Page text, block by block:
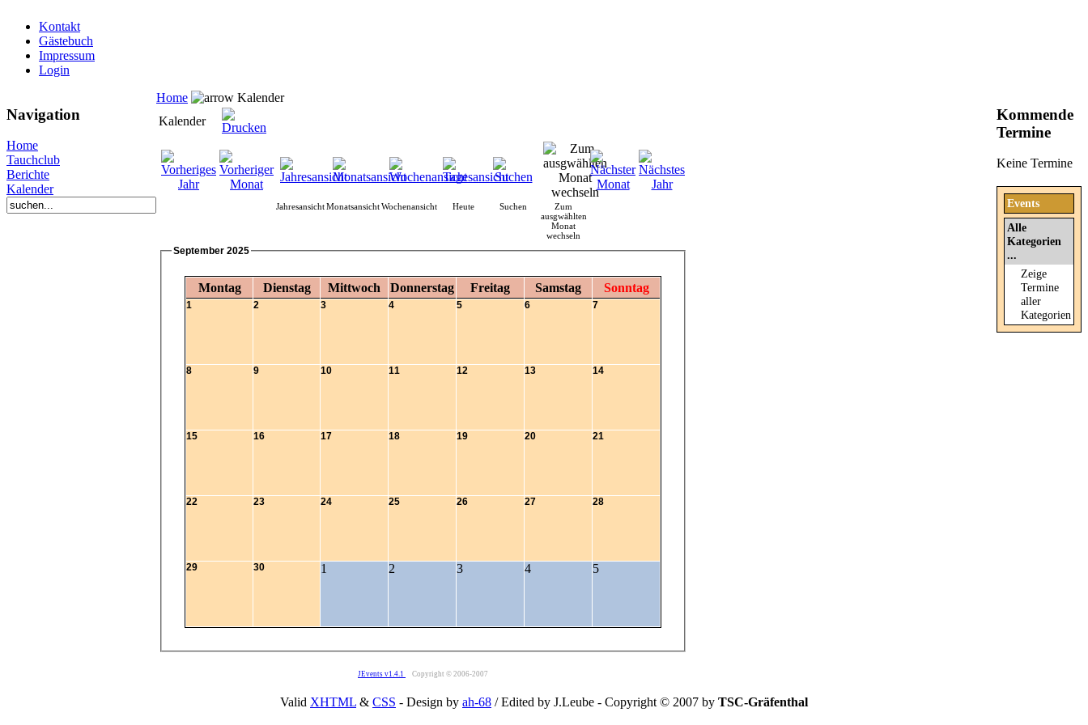
Kontakt
Gästebuch
Impressum
Login
Navigation
Home
Tauchclub
Berichte
Kalender
Home
Kalender
Kalender
JahresansichtMonatsansichtWochenansicht Heute Suchen
Zum
ausgwählten
Monat
wechseln
September 2025
Montag Dienstag Mittwoch Donnerstag Freitag Samstag Sonntag
1 2 3 4 5 6 7
8 9 10 11 12 13 14
15 16 17 18 19 20 21
22 23 24 25 26 27 28
29 30 1 2 3 4 5
JEvents v1.4.1 Copyright © 2006-2007
Kommende
Termine
Keine Termine
Events
Alle
Kategorien
...
Zeige
Termine
aller
Kategorien
Valid XHTML & CSS - Design by ah-68 / Edited by J.Leube - Copyright © 2007 by TSC-Gräfenthal